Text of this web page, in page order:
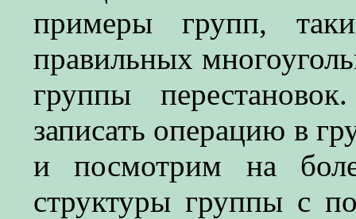
примеры групп,
правильных
группы
записать операцию в
и посмотрим на
структуры группы с